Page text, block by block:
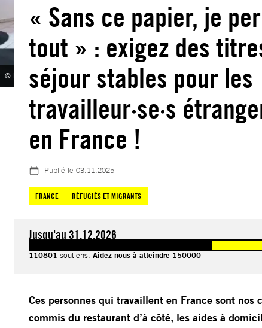
© Reportage photo de Camille Millerand pour Amnesty International
« Sans ce papier, je
tout » : exigez des
séjour stables pour les
travailleur·se·s
en France !
Publié le 03.11.2025
FRANCE RÉFUGIÉS ET MIGRANTS
Jusqu'au 31.12.2026
110801 soutiens. Aidez-nous à atteindre 150000
Ces personnes qui travaillent en France sont nos
commis du restaurant d’à côté, les aides à